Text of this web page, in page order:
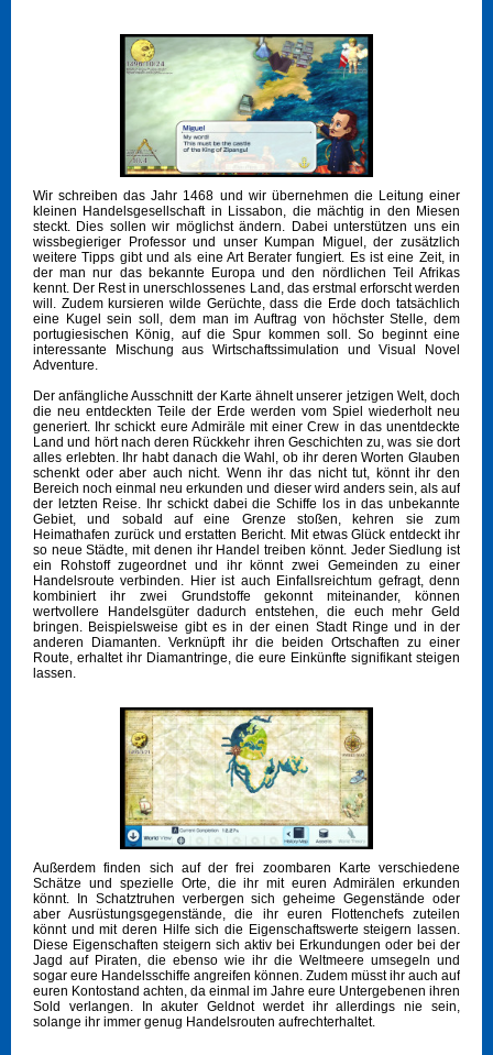
Wir schreiben das Jahr 1468 und wir übernehmen die Leitung einer
kleinen Handelsgesellschaft in Lissabon, die mächtig in den Miesen
steckt. Dies sollen wir möglichst ändern. Dabei unterstützen uns ein
wissbegieriger Professor und unser Kumpan Miguel, der zusätzlich
weitere Tipps gibt und als eine Art Berater fungiert. Es ist eine Zeit, in
der man nur das bekannte Europa und den nördlichen Teil Afrikas
kennt. Der Rest in unerschlossenes Land, das erstmal erforscht werden
will. Zudem kursieren wilde Gerüchte, dass die Erde doch tatsächlich
eine Kugel sein soll, dem man im Auftrag von höchster Stelle, dem
portugiesischen König, auf die Spur kommen soll. So beginnt eine
interessante Mischung aus Wirtschaftssimulation und Visual Novel
Adventure.
Der anfängliche Ausschnitt der Karte ähnelt unserer jetzigen Welt, doch
die neu entdeckten Teile der Erde werden vom Spiel wiederholt neu
generiert. Ihr schickt eure Admiräle mit einer Crew in das unentdeckte
Land und hört nach deren Rückkehr ihren Geschichten zu, was sie dort
alles erlebten. Ihr habt danach die Wahl, ob ihr deren Worten Glauben
schenkt oder aber auch nicht. Wenn ihr das nicht tut, könnt ihr den
Bereich noch einmal neu erkunden und dieser wird anders sein, als auf
der letzten Reise. Ihr schickt dabei die Schiffe los in das unbekannte
Gebiet, und sobald auf eine Grenze stoßen, kehren sie zum
Heimathafen zurück und erstatten Bericht. Mit etwas Glück entdeckt ihr
so neue Städte, mit denen ihr Handel treiben könnt. Jeder Siedlung ist
ein Rohstoff zugeordnet und ihr könnt zwei Gemeinden zu einer
Handelsroute verbinden. Hier ist auch Einfallsreichtum gefragt, denn
kombiniert ihr zwei Grundstoffe gekonnt miteinander, können
wertvollere Handelsgüter dadurch entstehen, die euch mehr Geld
bringen. Beispielsweise gibt es in der einen Stadt Ringe und in der
anderen Diamanten. Verknüpft ihr die beiden Ortschaften zu einer
Route, erhaltet ihr Diamantringe, die eure Einkünfte signifikant steigen
lassen.
Außerdem finden sich auf der frei zoombaren Karte verschiedene
Schätze und spezielle Orte, die ihr mit euren Admirälen erkunden
könnt. In Schatztruhen verbergen sich geheime Gegenstände oder
aber Ausrüstungsgegenstände, die ihr euren Flottenchefs zuteilen
könnt und mit deren Hilfe sich die Eigenschaftswerte steigern lassen.
Diese Eigenschaften steigern sich aktiv bei Erkundungen oder bei der
Jagd auf Piraten, die ebenso wie ihr die Weltmeere umsegeln und
sogar eure Handelsschiffe angreifen können. Zudem müsst ihr auch auf
euren Kontostand achten, da einmal im Jahre eure Untergebenen ihren
Sold verlangen. In akuter Geldnot werdet ihr allerdings nie sein,
solange ihr immer genug Handelsrouten aufrechterhaltet.